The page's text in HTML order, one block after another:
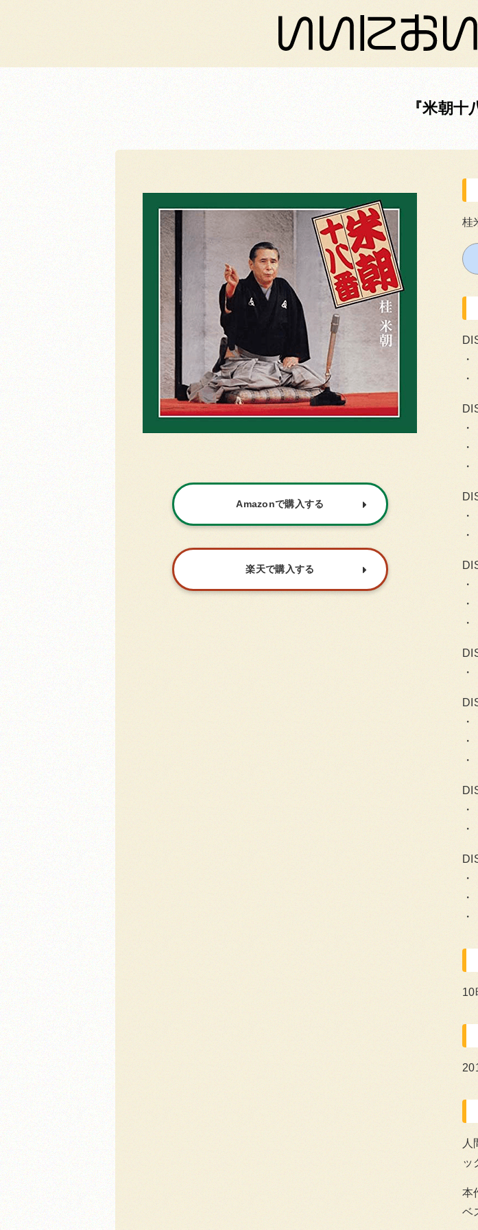
米朝十
桂
10
人
ッ
本
ベ
Amazonで購入する
楽天で購入する